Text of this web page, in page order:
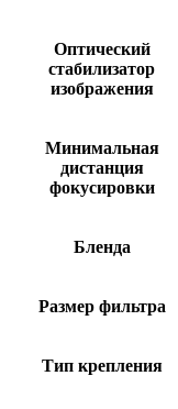
Оптический
стабилизатор
изображения
Минимальная
дистанция
фокусировки
Бленда
Размер фильтра
Тип крепления